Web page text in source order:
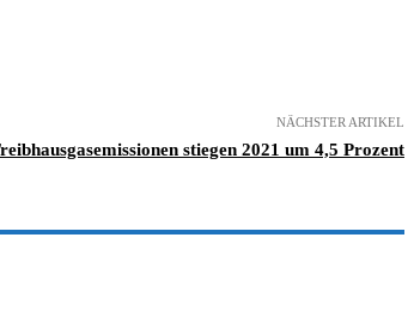
NÄCHSTER ARTIKEL
stiegen 2021 um 4,5 Prozent